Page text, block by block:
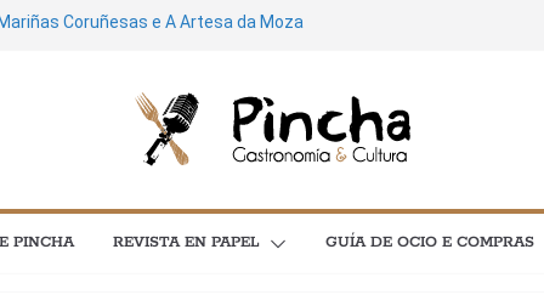
Coruñesas e A Artesa da Moza
aquí é universal; espero que quen
de cultura: máis de 3.600 plans para
festivais e exposicións
e cinema protagonizan unha
PINCHA REVISTA EN PAPEL GUÍA DE OCIO E COMPRAS